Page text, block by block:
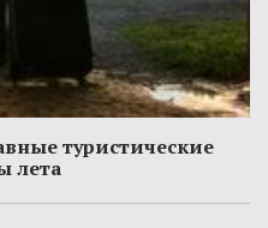
туристические
лета